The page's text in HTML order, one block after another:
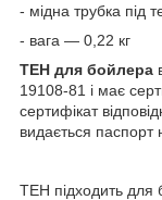
- мідна трубка під
- вага — 0,22 кг
ТЕН для бойлера
19108-81 і має
сертифікат
видається паспорт
ТЕН підходить для